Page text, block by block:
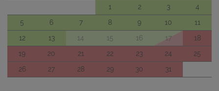
1
2 3
4
5
6 7 8 9 10
11
12
13 14 15 16 17
18
19
20 21 22 23 24
25
26
27 28 29 30 31